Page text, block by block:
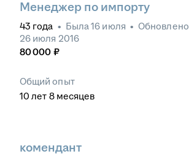
Менеджер по импорту
43 года • Была16 июля • Обновлено
26 июля 2016
80 000 ₽
Общий опыт
10 лет 8 месяцев
комендант